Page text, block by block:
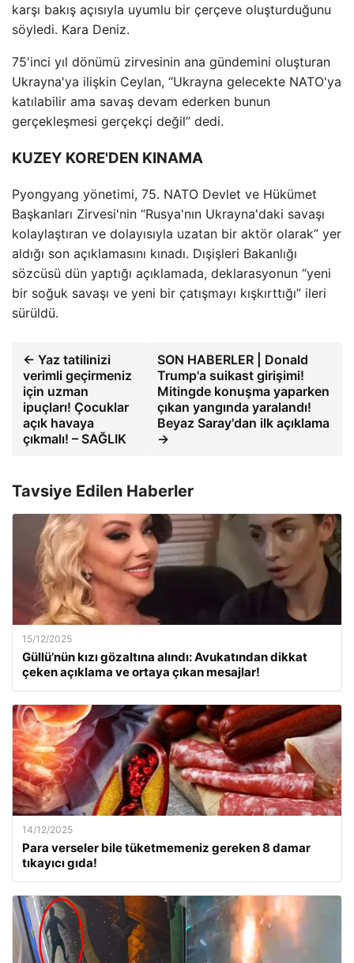
karşı bakış açısıyla uyumlu bir çerçeve oluşturduğunu
söyledi. Kara Deniz.
75'inci yıl dönümü zirvesinin ana gündemini oluşturan
Ukrayna'ya ilişkin Ceylan, “Ukrayna gelecekte NATO'ya
katılabilir ama savaş devam ederken bunun
gerçekleşmesi gerçekçi değil” dedi.
KUZEY KORE'DEN KINAMA
Pyongyang yönetimi, 75. NATO Devlet ve Hükümet
Başkanları Zirvesi'nin “Rusya'nın Ukrayna'daki savaşı
kolaylaştıran ve dolayısıyla uzatan bir aktör olarak” yer
aldığı son açıklamasını kınadı. Dışişleri Bakanlığı
sözcüsü dün yaptığı açıklamada, deklarasyonun “yeni
bir soğuk savaşı ve yeni bir çatışmayı kışkırttığı” ileri
sürüldü.
← Yaz tatilinizi
verimli geçirmeniz
için uzman
ipuçları! Çocuklar
açık havaya
çıkmalı! – SAĞLIK
SON HABERLER | Donald
Trump'a suikast girişimi!
Mitingde konuşma yaparken
çıkan yangında yaralandı!
Beyaz Saray'dan ilk açıklama
→
Tavsiye Edilen Haberler
15/12/2025
Güllü’nün kızı gözaltına alındı: Avukatından dikkat
çeken açıklama ve ortaya çıkan mesajlar!
14/12/2025
Para verseler bile tüketmemeniz gereken 8 damar
tıkayıcı gıda!